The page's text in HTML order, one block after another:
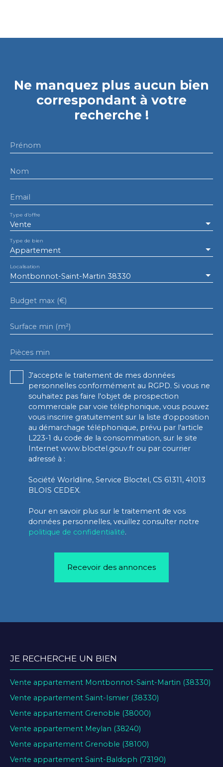
Ne manquez plus aucun bien
correspondant à votre
recherche !
Prénom
Nom
Email
Vente
Type d'offre
Appartement
Type de bien
Montbonnot-Saint-Martin 38330
Localisation
Budget max (€)
Surface min (m²)
Pièces min
J'accepte le traitement de mes données
personnelles conformément au RGPD. Si vous ne
souhaitez pas faire l'objet de prospection
commerciale par voie téléphonique, vous pouvez
vous inscrire gratuitement sur la liste d'opposition
au démarchage téléphonique, prévu par l'article
L223-1 du code de la consommation, sur le site
Internet www.bloctel.gouv.fr ou par courrier
adressé à :
Société Worldline, Service Bloctel, CS 61311, 41013
BLOIS CEDEX.
Pour en savoir plus sur le traitement de vos
données personnelles, veuillez consulter notre
politique de confidentialité.
Recevoir des annonces
JE RECHERCHE UN BIEN
Vente appartement Montbonnot-Saint-Martin (38330)
Vente appartement Saint-Ismier (38330)
Vente appartement Grenoble (38000)
Vente appartement Meylan (38240)
Vente appartement Grenoble (38100)
Vente appartement Saint-Baldoph (73190)